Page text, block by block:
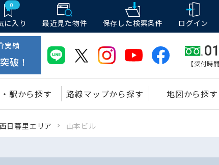
0
に入り 最近見た物件 保存した検索条件 ログイン
実績
破！ 【受付時
駅から探す 路線マップから探す 地図から探す
西日暮里エリア 山本ビル